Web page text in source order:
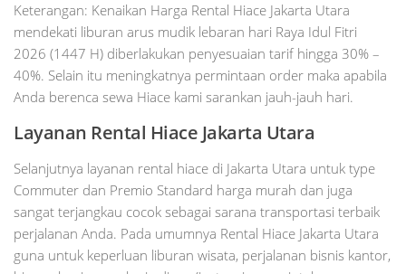
Keterangan: Kenaikan Harga Rental Hiace Jakarta Utara
mendekati liburan arus mudik lebaran hari Raya Idul Fitri
2026 (1447 H) diberlakukan penyesuaian tarif hingga 30% –
40%. Selain itu meningkatnya permintaan order maka apabila
Anda berenca sewa Hiace kami sarankan jauh-jauh hari.
Layanan Rental Hiace Jakarta Utara
Selanjutnya layanan rental hiace di Jakarta Utara untuk type
Commuter dan Premio Standard harga murah dan juga
sangat terjangkau cocok sebagai sarana transportasi terbaik
perjalanan Anda. Pada umumnya Rental Hiace Jakarta Utara
guna untuk keperluan liburan wisata, perjalanan bisnis kantor,